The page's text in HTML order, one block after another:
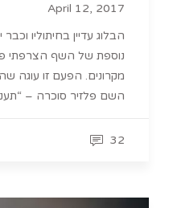
April 12, 2017
הבלוג עדיין בחיתוליו
נוספת של השף הצרפתי
מקרונים. הפעם זו עוגה
השם פלזיר סוכרה –
32